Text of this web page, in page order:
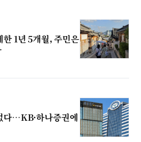
1년 5개월, 주민은
다…KB·하나증권에